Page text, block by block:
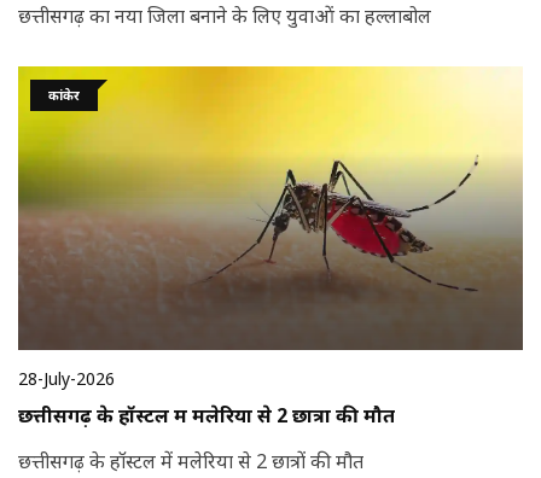
छत्तीसगढ़ का नया जिला बनाने के लिए युवाओं का हल्लाबोल
कांकेर
28-July-2026
छत्तीसगढ़ के हॉस्टल में मलेरिया से 2 छात्रों की मौत
छत्तीसगढ़ के हॉस्टल में मलेरिया से 2 छात्रों की मौत